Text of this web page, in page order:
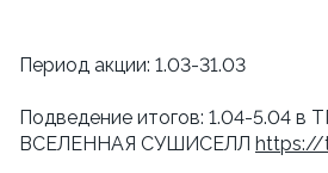
Период акции: 1.03-31.03
Подведение итогов: 1.04-5.04 в
ВСЕЛЕННАЯ СУШИСЕЛЛ https://